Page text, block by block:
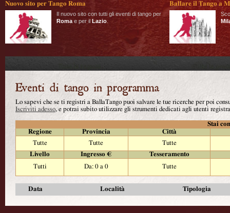
Nuovo sito per Tango Roma
Il nuovo sito con tutti gli eventi di tango per
Roma e per il Lazio
Ballare il Tango a
Lo sapevi che se ti registri a BallaTango puoi salvare le tue ricerche per poi
Iscriviti adesso, e potrai subito utilizzare gli strumenti dedicati agli utenti
Stai
Regione
Provincia
Città
Tutte
Tutte
Tutte
Livello
Ingresso €
Tesseramento
Tutti
Da: 0 a 0 Tutte
Data Località Tipologia